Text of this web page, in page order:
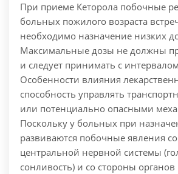
При приеме Кеторола побочные
больных пожилого возраста
необходимо назначение низких
Максимальные дозы не должны
и следует принимать с
Особенности влияния
способность управлять
или потенциально опасными
Поскольку у больных при
развиваются побочные явления
центральной нервной системы
сонливость) и со стороны органов